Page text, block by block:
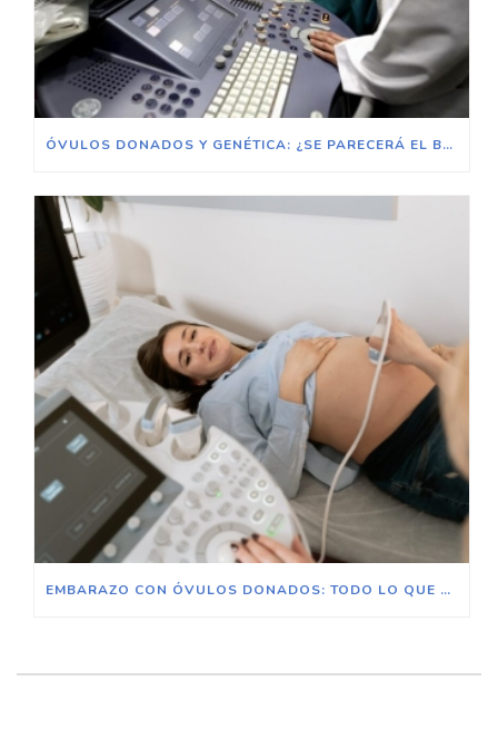
ÓVULOS DONADOS Y GENÉTICA: ¿SE PARECERÁ EL BEBÉ A MÍ?
EMBARAZO CON ÓVULOS DONADOS: TODO LO QUE NECESITAS SABER SOBRE LA OVODONACIÓN